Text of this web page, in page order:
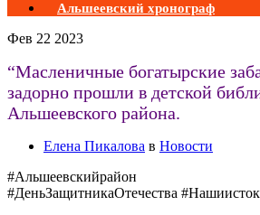
Альшеевский хронограф
Фев 22 2023
“Масленичные богатырские
задорно прошли в детской
Альшеевского района.
Елена Пикалова в Новости
#Альшеевскийрайон
#ДеньЗащитникаОтечества